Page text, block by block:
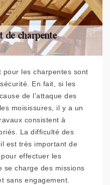
les charpentes sont
En fait, si les
de l'attaque des
moisissures, il y a un
consistent à
La difficulté des
est très important de
effectuer les
se charge des missions
sans engagement.